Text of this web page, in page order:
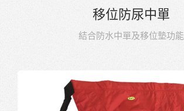
移位防尿中單
結合防水中單及移位墊功能